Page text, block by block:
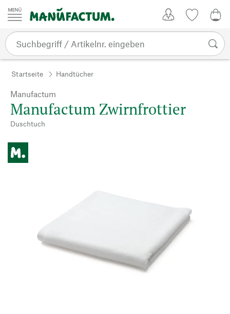
Zum Inhalt springen
Startseite Handtücher
Manufactum
Manufactum Zwirnfrottier
Duschtuch